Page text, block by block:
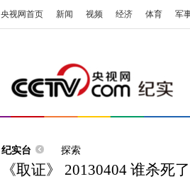
央视网首页 新闻 视频 经济 体育 军
纪实台 探索
《取证》 20130404 谁杀死